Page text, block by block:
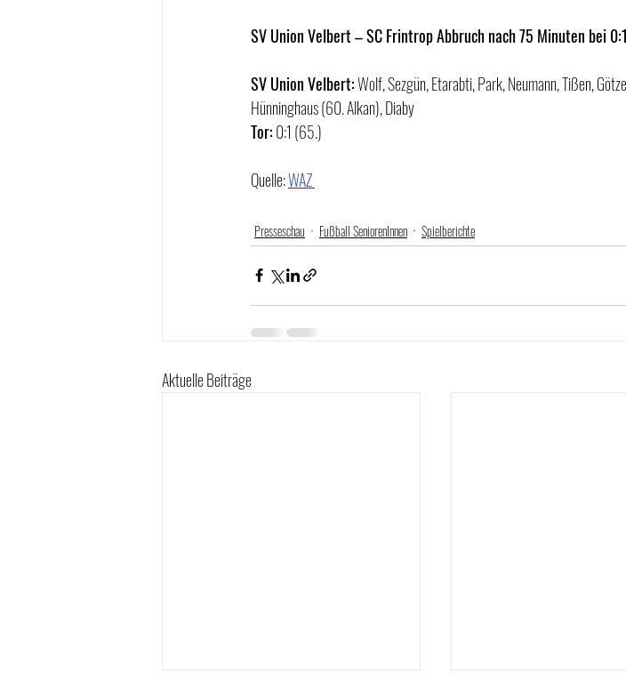
SV Union Velbert – SC Frintrop Abbruch nach 75 Minuten bei 0:1
SV Union Velbert: Wolf, Sezgün, Etarabti, Park, Neumann, Tißen,
Hünninghaus (60. Alkan), Diaby
Tor: 0:1 (65.)
Quelle: WAZ
Presseschau Fußball SeniorenInnen Spielberichte
Aktuelle Beiträge